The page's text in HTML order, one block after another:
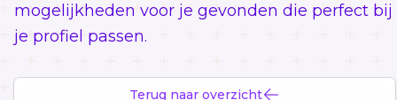
mogelijkheden voor je gevonden die perfect bij
je profiel passen.
Terug naar overzicht